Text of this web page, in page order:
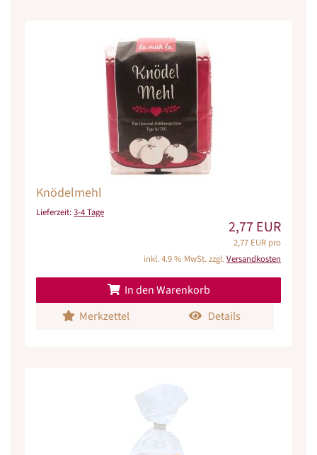
Knödelmehl
Lieferzeit:3-4 Tage
2,77 EUR
2,77 EUR pro
inkl. 4.9 % MwSt. zzgl.Versandkosten
In den Warenkorb
Merkzettel
Details